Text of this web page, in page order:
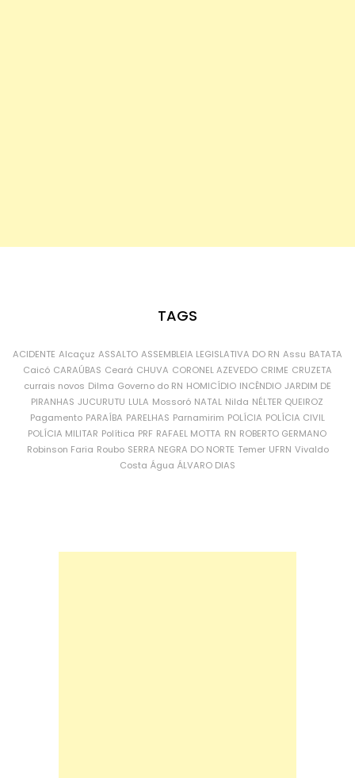
TAGS
ACIDENTE Alcaçuz ASSALTO ASSEMBLEIA LEGISLATIVA DO RN Assu BATATA
Caicó CARAÚBAS Ceará CHUVA CORONEL AZEVEDO CRIME CRUZETA
currais novos Dilma Governo do RN HOMICÍDIO INCÊNDIO JARDIM DE
PIRANHAS JUCURUTU LULA Mossoró NATAL Nilda NÉLTER QUEIROZ
Pagamento PARAÍBA PARELHAS Parnamirim POLÍCIA POLÍCIA CIVIL
POLÍCIA MILITAR Política PRF RAFAEL MOTTA RN ROBERTO GERMANO
Robinson Faria Roubo SERRA NEGRA DO NORTE Temer UFRN Vivaldo
Costa Água ÁLVARO DIAS